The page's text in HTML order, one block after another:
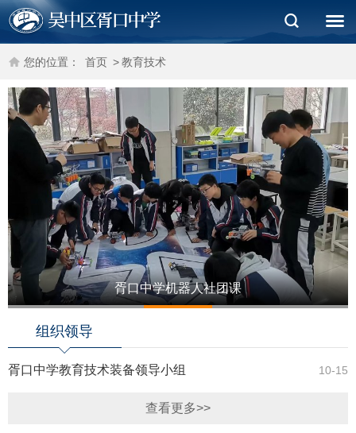
您的位置： 首页 >教育技术
胥口中学机器人社团课
组织领导
10-15
胥口中学教育技术装备领导小组
查看更多>>